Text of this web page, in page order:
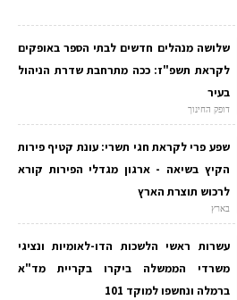
שלושה מנהלים חדשים לבתי הספר באופקים
לקראת תשפ"ז: ככה מתרחבת שדרת הניהול
בעיר
דופק החינוך
שפע פרי לקראת חגי תשרי: עונת קטיף פירות
הקיץ בשיאה - ארגון מגדלי הפירות קורא
לרכוש תוצרת הארץ
בארץ
עשרות ראשי הלשכות הדו-לאומיות ונציגי
משרדי הממשלה ביקרו בקריית מד"א
ברמלה ונחשפו למוקד 101